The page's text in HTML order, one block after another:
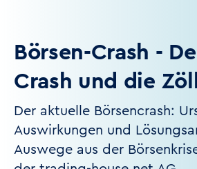
Börsen-Crash -
Crash und die
Der aktuelle Börsencrash:
Auswirkungen und
Auswege aus der